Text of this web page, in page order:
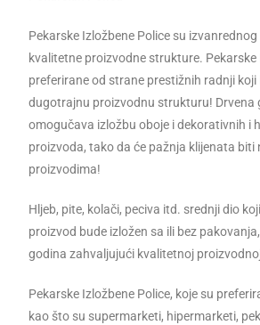
Pekarske Izložbene Police su
kvalitetne proizvodne strukture. Pekarske
preferirane od strane prestižnih radnji
dugotrajnu proizvodnu strukturu! Drvena
omogučava izložbu oboje i dekorativnih i
proizvoda, tako da će pažnja klijenata biti
proizvodima!
Hljeb, pite, kolači, peciva itd. srednji dio
proizvod bude izložen sa ili bez
godina zahvaljujući kvalitetnoj
Pekarske Izložbene Police, koje su
kao što su supermarketi, hipermarketi,